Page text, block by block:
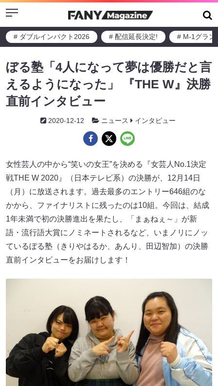
Menu
# ダブルインパクト2026 # 配信延長決定! # M-1グラン
ぼる塾「4人になって夢は優勝だと言
えるようになった」 『THE W』決勝
直前インタビュー
2020-12-12 ニュース インタビュー
女性芸人の中から“笑いの女王”を決める『女芸人No.1決定
戦THE W 2020』（日本テレビ系）の決勝が、12月14日
（月）に放送されます。過去最多のエントリー646組のな
かから、ファイナリストに残ったのは10組。今回は、結成
1年未満で初の決勝進出を果たし、「まぁねぇ～」が新
語・流行語大賞にノミネートされるなど、いまノリにノッ
ているぼる塾（きりやはるか、あんり、田辺智加）の決勝
直前インタビューをお届けします！